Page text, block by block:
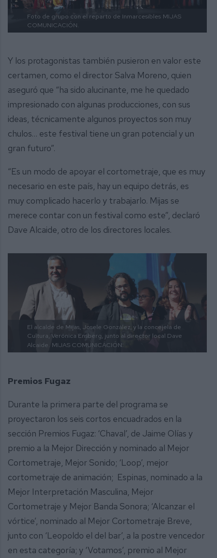
Foto de grupo con el reparto de Inmarcesibles MIJAS
COMUNICACIÓN.
Y los protagonistas también pusieron en valor este
certamen, como el director Salva Moreno, quien
aseguró que “ha sido alucinante, me he quedado
impresionado con algunas producciones, con sus
ideas, técnicamente algunos proyectos son muy
chulos… este festival tiene un gran potencial y un
gran futuro”.
“Es un modo de apoyar el cortometraje, que es muy
necesario en este país, hay un equipo detrás, es
muy complicado hacerlo y trabajarlo. Mijas se
merece contar con un festival como este”, declaró
Dave Alcaide, otro de los directores locales.
El alcalde de Mijas, Josele González, y la concejela de
Cultura, Verónica Ensberg, junto al director local Dave
Alcaide. MIJAS COMUNICACIÓN.
Premios Fugaz
Durante la primera parte del programa se
proyectaron los seis cortos encuadrados en la
sección Premios Fugaz: ‘Chaval’, de Jaime Olías y
premio a la Mejor Dirección y nominado al Mejor
Cortometraje, Mejor Sonido; ‘Loop’, mejor
cortometraje de animación; Espinas, nominado a la
Mejor Interpretación Masculina, Mejor
Cortometraje y Mejor Banda Sonora; ‘Alcanzar el
vórtice’, nominado al Mejor Cortometraje Breve,
junto con ‘Leopoldo el del bar’, a la postre vencedor
en esta categoría; y ‘Votamos’, premio al Mejor